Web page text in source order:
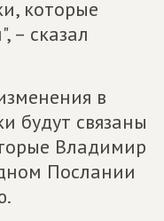
которые
– сказал
в
будут связаны
Владимир
Послании